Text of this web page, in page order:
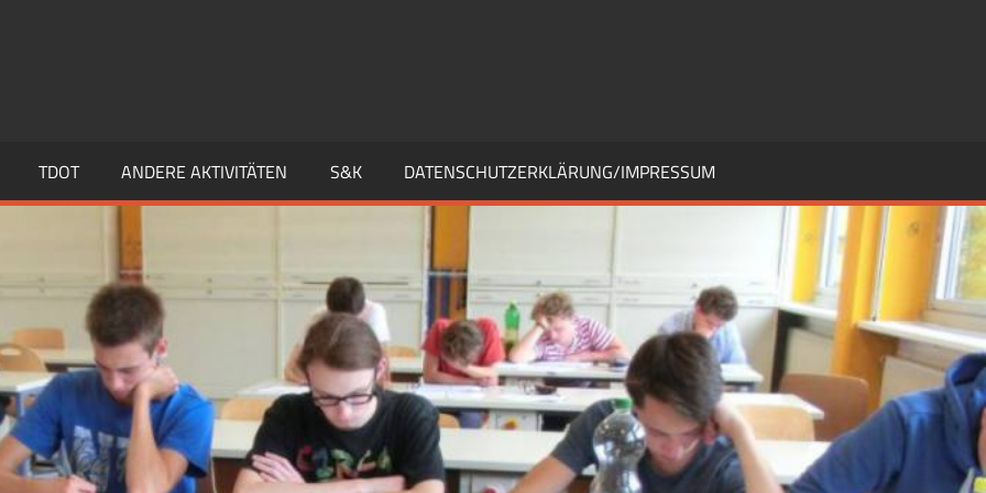
TDOT ANDERE AKTIVITÄTEN S&K DATENSCHUTZERKLÄRUNG/IMPRESSUM